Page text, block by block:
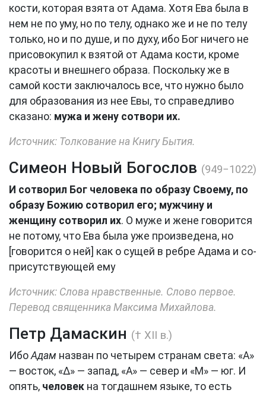
кости, которая взята от Адама. Хотя Ева была в
нем не по уму, но по телу, однако же и не по телу
только, но и по душе, и по духу, ибо Бог ничего не
присовокупил к взятой от Адама кости, кроме
красоты и внешнего образа. Поскольку же в
самой кости заключалось все, что нужно было
для образования из нее Евы, то справедливо
сказано: мужа и жену сотвори их.
Источник: Толкование на Книгу Бытия.
Симеон Новый Богослов (949−1022)
И сотворил Бог человека по образу Своему, по
образу Божию сотворил его; мужчину и
женщину сотворил их. О муже и жене говорится
не потому, что Ева была уже произведена, но
[говорится о ней] как о сущей в ребре Адама и со-
присутствующей ему
Источник: Слова нравственные. Слово первое.
Перевод священника Максима Михайлова.
Петр Дамаскин († XII в.)
ИбоАдам назван по четырем странам света: «Α»
— восток, «Δ» — запад, «Α» — север и «Μ» — юг. И
опять, человек на тогдашнем языке, то есть